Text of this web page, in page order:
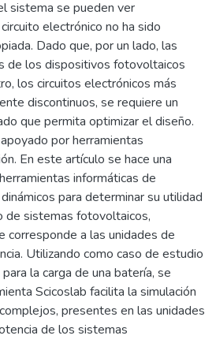
sistema se pueden ver
electrónico no ha sido
Dado que, por un lado, las
de los dispositivos fotovoltaicos
los circuitos electrónicos más
discontinuos, se requiere un
que permita optimizar el diseño.
por herramientas
En este artículo se hace una
informáticas de
para determinar su utilidad
de sistemas fotovoltaicos,
corresponde a las unidades de
Utilizando como caso de estudio
la carga de una batería, se
Scicoslab facilita la simulación
presentes en las unidades
de los sistemas